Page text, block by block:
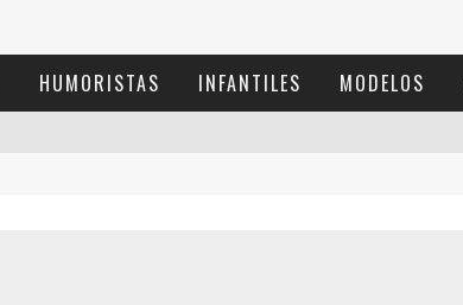
HUMORISTAS INFANTILES MODELOS